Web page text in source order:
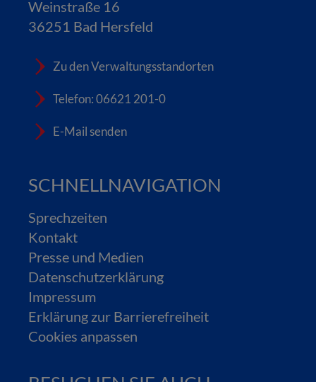
Weinstraße 16
36251 Bad Hersfeld
Zu den Verwaltungsstandorten
Telefon: 06621 201-0
E-Mail senden
SCHNELLNAVIGATION
Sprechzeiten
Kontakt
Presse und Medien
Datenschutzerklärung
Impressum
Erklärung zur Barrierefreiheit
Cookies anpassen